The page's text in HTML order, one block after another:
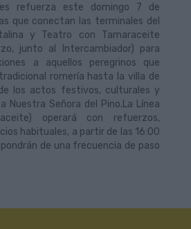
refuerza este domingo 7 de
que conectan las terminales del
y Teatro con Tamaraceite
junto al Intercambiador) para
a aquellos peregrinos que
romería hasta la villa de
los actos festivos, culturales y
Nuestra Señora del Pino.La Línea
operará con refuerzos,
habituales, a partir de las 16:00
de una frecuencia de paso